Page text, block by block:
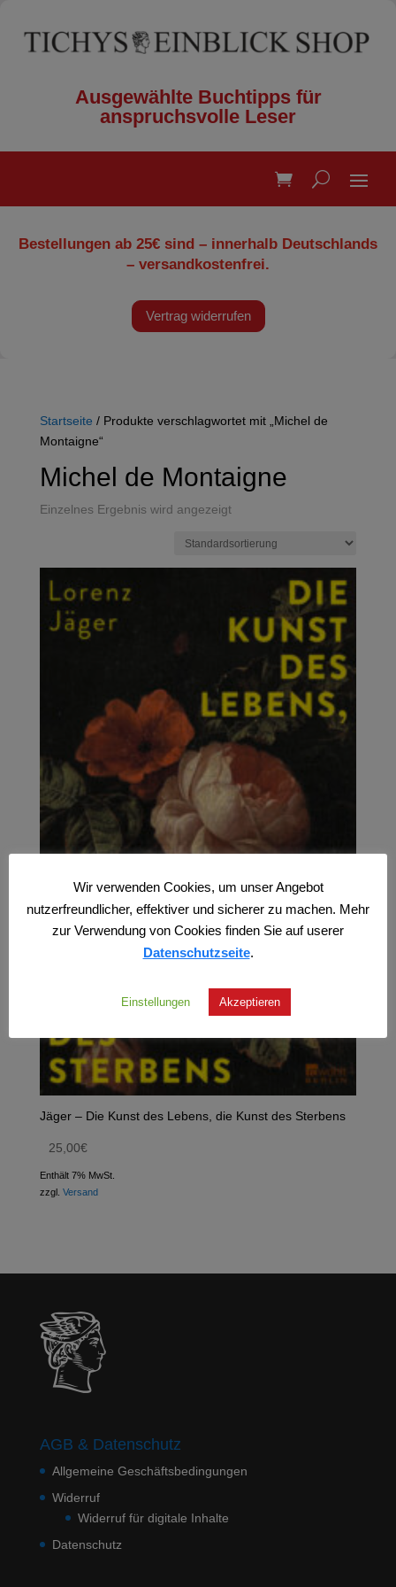
Ausgewählte Buchtipps für
anspruchsvolle Leser
Bestellungen ab 25€ sind – innerhalb Deutschlands
– versandkostenfrei.
Vertrag widerrufen
Startseite / Produkte verschlagwortet mit „Michel de
Montaigne“
Michel de Montaigne
Einzelnes Ergebnis wird angezeigt
Jäger – Die Kunst des Lebens, die Kunst des Sterbens
25,00€
Enthält 7% MwSt.
zzgl. Versand
AGB & Datenschutz
Allgemeine Geschäftsbedingungen
Widerruf
Widerruf für digitale Inhalte
Datenschutz
Wir verwenden Cookies, um unser Angebot
nutzerfreundlicher, effektiver und sicherer zu machen. Mehr
zur Verwendung von Cookies finden Sie auf userer
Datenschutzseite.
Einstellungen Akzeptieren